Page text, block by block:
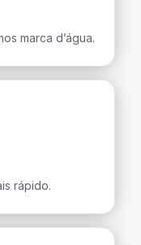
marca d’água.
rápido.